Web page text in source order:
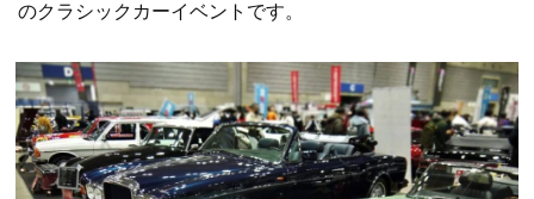
のクラシックカーイベントです。